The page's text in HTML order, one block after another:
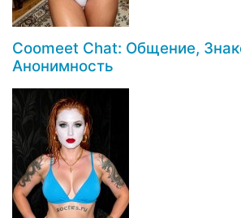
Coomeet Chat: Общение,
Анонимность